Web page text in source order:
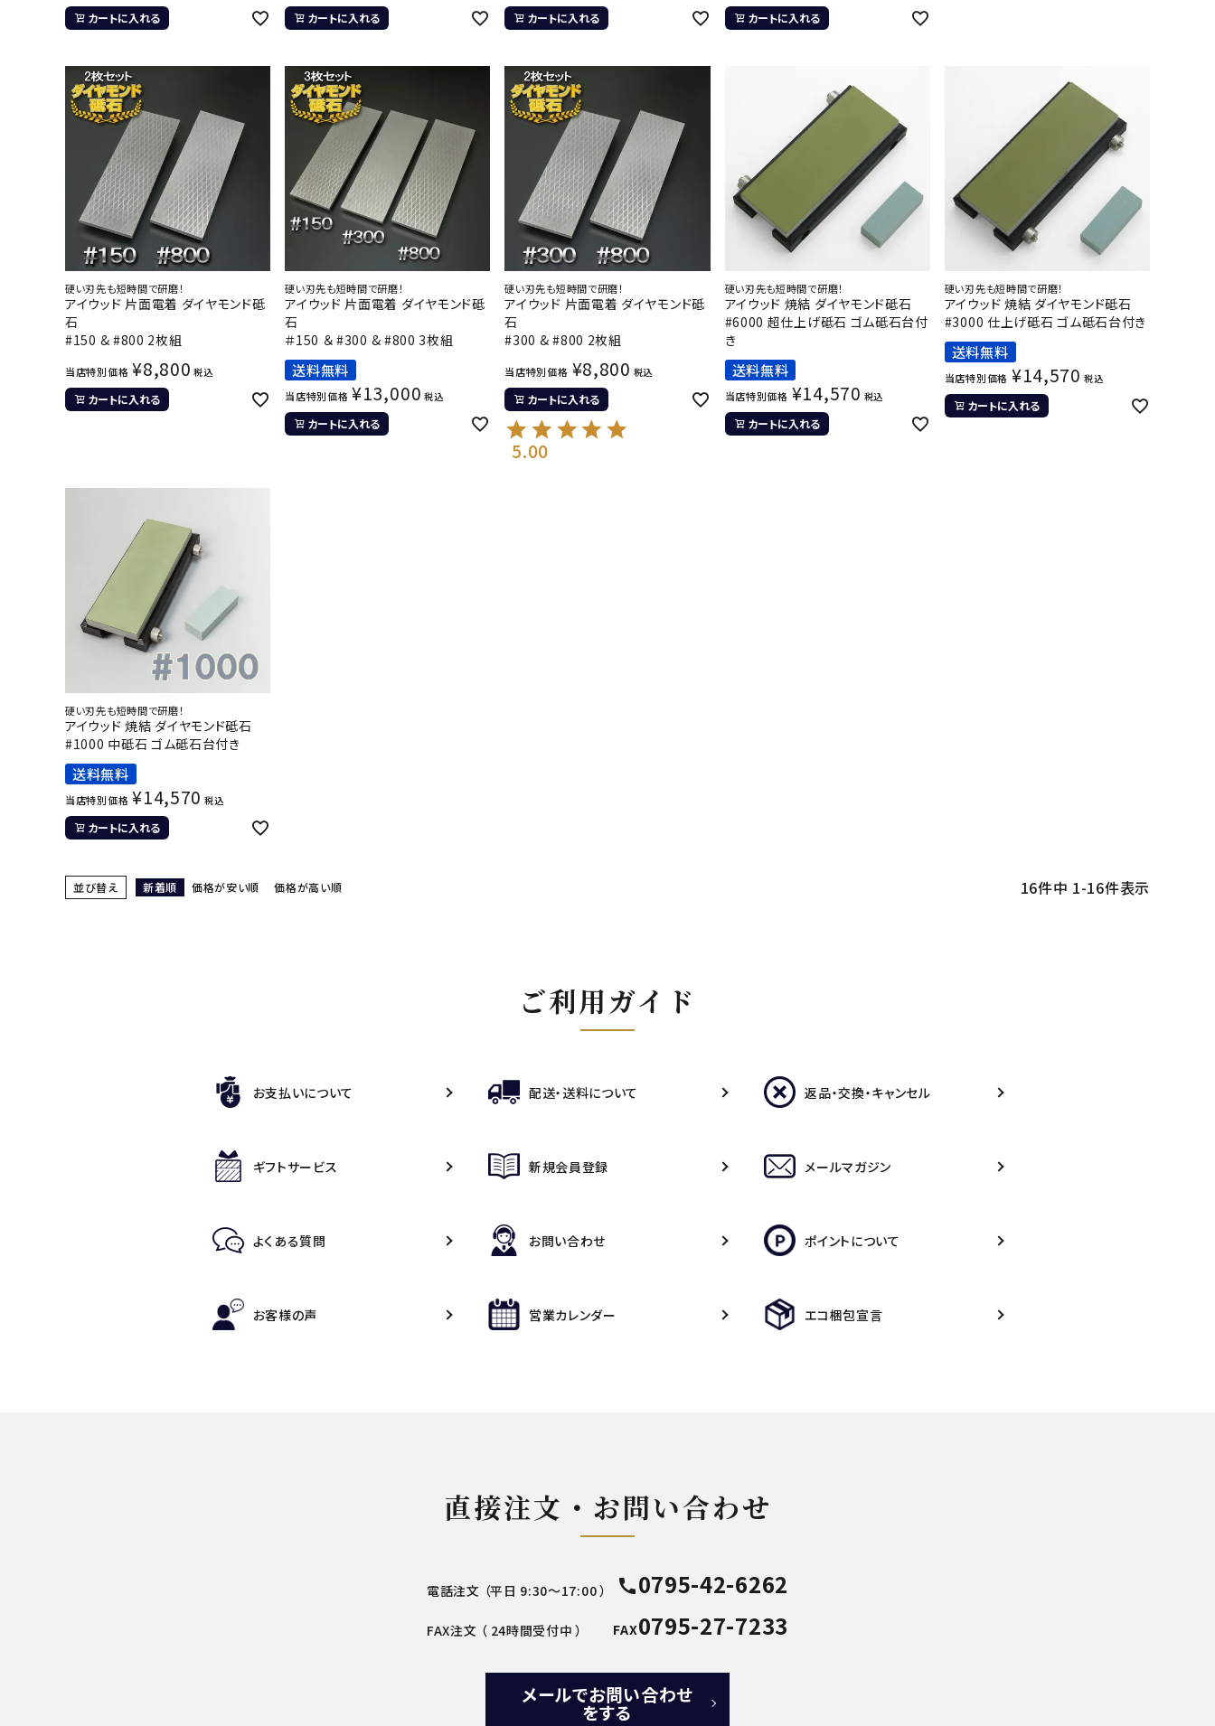
カートに入れる カートに入れる カートに入れる カートに入れる
硬い刃先も短時間で研磨！
アイウッド 片面電着 ダイヤモンド砥
石
#150 & #800 2枚組
当店特別価格 ¥8,800 税込
カートに入れる
硬い刃先も短時間で研磨！
アイウッド 片面電着 ダイヤモンド砥
石
＃150 ＆ #300 & #800 3枚組
送料無料
当店特別価格 ¥13,000 税込
カートに入れる
硬い刃先も短時間で研磨！
アイウッド 片面電着 ダイヤモンド砥
石
#300 & #800 2枚組
当店特別価格 ¥8,800 税込
カートに入れる
5.00
硬い刃先も短時間で研磨！
アイウッド 焼結 ダイヤモンド砥石
#6000 超仕上げ砥石 ゴム砥石台付
き
送料無料
当店特別価格 ¥14,570 税込
カートに入れる
硬い刃先も短時間で研磨！
アイウッド 焼結 ダイヤモンド砥石
#3000 仕上げ砥石 ゴム砥石台付き
送料無料
当店特別価格 ¥14,570 税込
カートに入れる
硬い刃先も短時間で研磨！
アイウッド 焼結 ダイヤモンド砥石
#1000 中砥石 ゴム砥石台付き
送料無料
当店特別価格 ¥14,570 税込
カートに入れる
並び替え 新着順 価格が安い順 価格が高い順 16件中 1-16件表示
ご利用ガイド
お支払いについて 配送・送料について 返品・交換・キャンセル
ギフトサービス 新規会員登録 メールマガジン
よくある質問 お問い合わせ ポイントについて
お客様の声 営業カレンダー エコ梱包宣言
直接注文・お問い合わせ
電話注文 （平日 9:30～17:00 ） call0795-42-6262
FAX注文 （ 24時間受付中 ） FAX0795-27-7233
メールでお問い合わせ
をする